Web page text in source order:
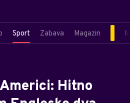
Sport Zabava Magazin
Hitno